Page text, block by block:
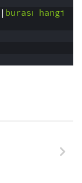
| burası hangi